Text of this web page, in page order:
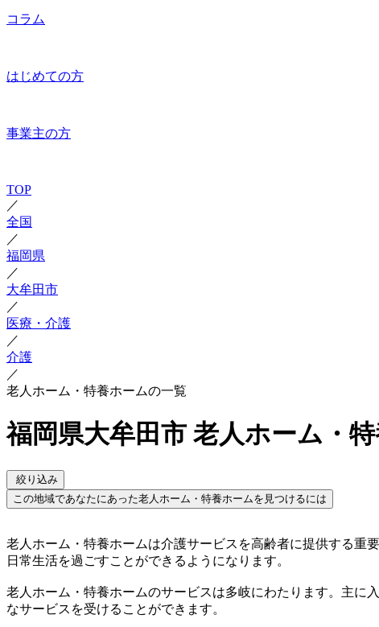
コラム
はじめての方
事業主の方
TOP
／
全国
／
福岡県
／
大牟田市
／
医療・介護
／
介護
／
老人ホーム・特養ホームの一覧
福岡県大牟田市 老人ホーム・
絞り込み
この地域であなたにあった老人ホーム・特養ホームを見つけるには
老人ホーム・特養ホームは介護サービスを高齢者に提供する重
日常生活を過ごすことができるようになります。
老人ホーム・特養ホームのサービスは多岐にわたります。主に
なサービスを受けることができます。